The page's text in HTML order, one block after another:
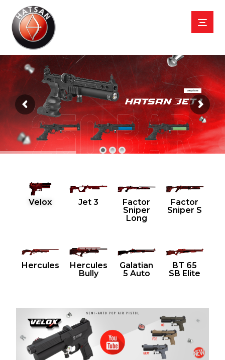
Detaylı İncele
Velox Jet 3
Factor
Sniper
Long
Factor
Sniper S
Hercules
Hercules
Bully
Galatian
5 Auto
BT 65
SB Elite